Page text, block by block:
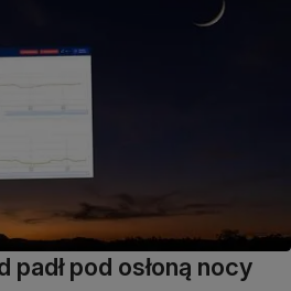
pod osłoną nocy